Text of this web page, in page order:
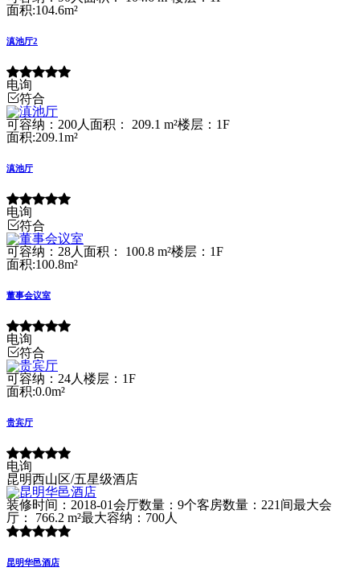
面积:104.6m²
滇池厅2
电询
符合
可容纳：200人 面积： 209.1 m²楼层：1F
面积:209.1m²
滇池厅
电询
符合
可容纳：28人 面积： 100.8 m²楼层：1F
面积:100.8m²
董事会议室
电询
符合
可容纳：24人 楼层：1F
面积:0.0m²
贵宾厅
电询
昆明西山区/五星级酒店
装修时间：2018-01会厅数量：9个客房数量：221间最大会
厅： 766.2 m²最大容纳：700人
昆明华邑酒店